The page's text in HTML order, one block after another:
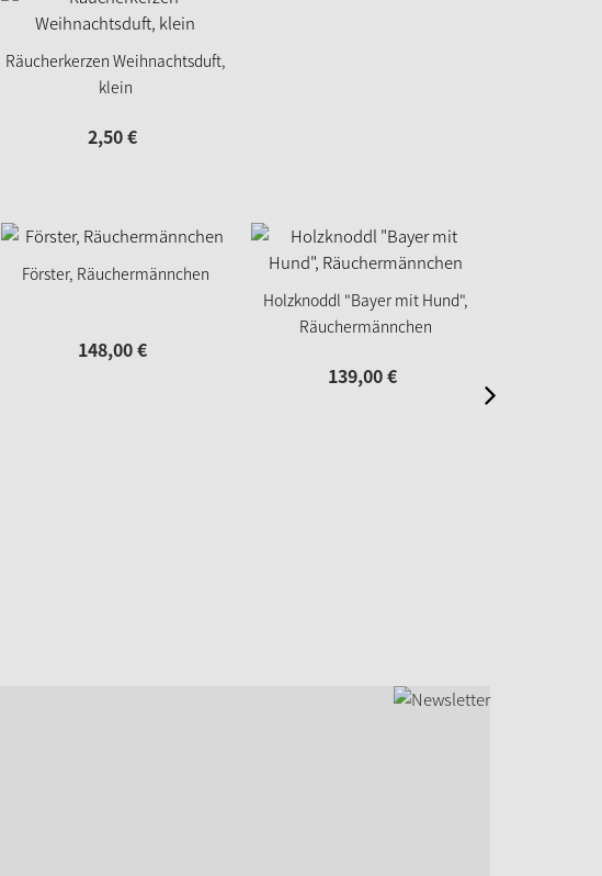
Räucherkerzen Weihnachtsduft,
klein
2,50€
Förster, Räuchermännchen
148,00€
Holzknoddl "Bayer mit Hund",
Räuchermännchen
139,00€